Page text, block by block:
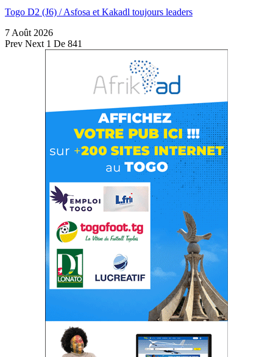
Togo D2 (J6) / Asfosa et Kakadl toujours leaders
7 Août 2026
Prev Next 1 De 841